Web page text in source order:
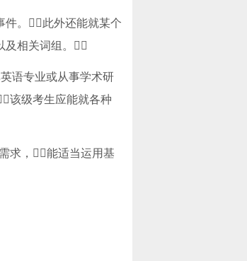
件。此外还能就某个
及相关词组。
语专业或从事学术研
该级考生应能就各种
求，能适当运用基